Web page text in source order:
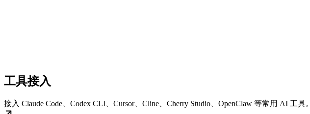
工具接入
接入 Claude Code、Codex CLI、Cursor、Cline、Cherry Studio、OpenClaw 等常用 AI 工具。